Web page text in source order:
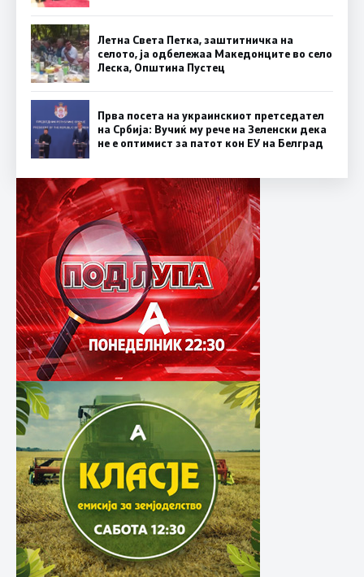
Летна Света Петка, заштитничка на
селото, ја одбележаа Македонците во село
Леска, Општина Пустец
Прва посета на украинскиот претседател
на Србија: Вучиќ му рече на Зеленски дека
не е оптимист за патот кон ЕУ на Белград